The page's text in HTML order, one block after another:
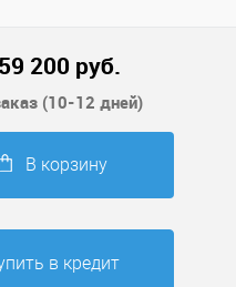
59 200 руб.
(10-12 дней)
В корзину
в кредит